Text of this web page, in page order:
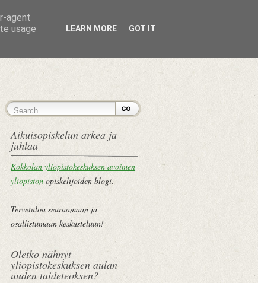
Aikuisopiskelun arkea ja
juhlaa
Kokkolan yliopistokeskuksen avoimen
yliopiston opiskelijoiden blogi.
Tervetuloa seuraamaan ja
osallistumaan keskusteluun!
Oletko nähnyt
yliopistokeskuksen aulan
uuden taideteoksen?
agent
usage
LEARN MORE GOT IT